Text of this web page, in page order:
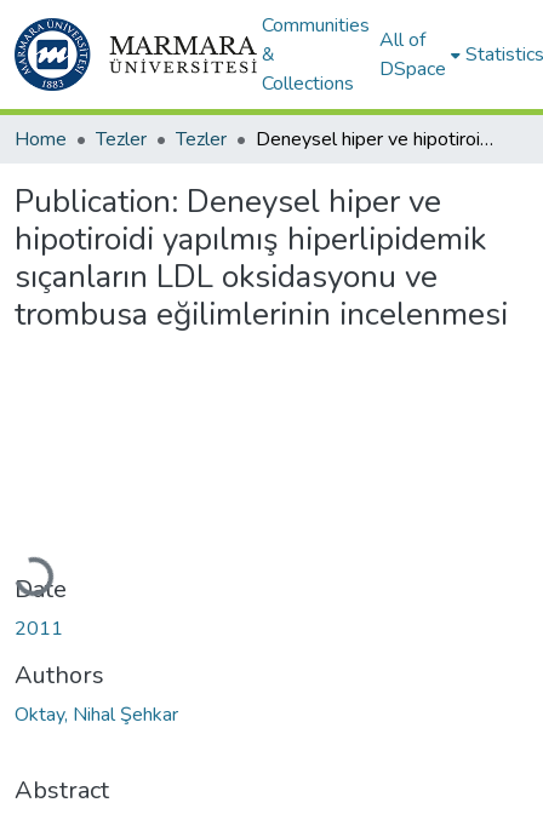
Communities
&
Collections
All of
DSpace
Statistics
Home Tezler Tezler Deneysel hiper ve hipotiroidi yapılmış hiperlipidemik sıçanların LDL oksidasyonu ve trombusa eğilimlerinin incelenmesi
Publication: Deneysel hiper ve
hipotiroidi yapılmış hiperlipidemik
sıçanların LDL oksidasyonu ve
trombusa eğilimlerinin incelenmesi
Loading...
Date
2011
Authors
Oktay, Nihal Şehkar
Abstract